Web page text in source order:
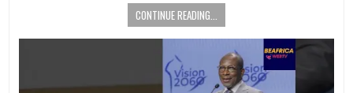
CONTINUE READING...